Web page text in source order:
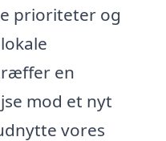
prioriteter og
en
mod et nyt
vores